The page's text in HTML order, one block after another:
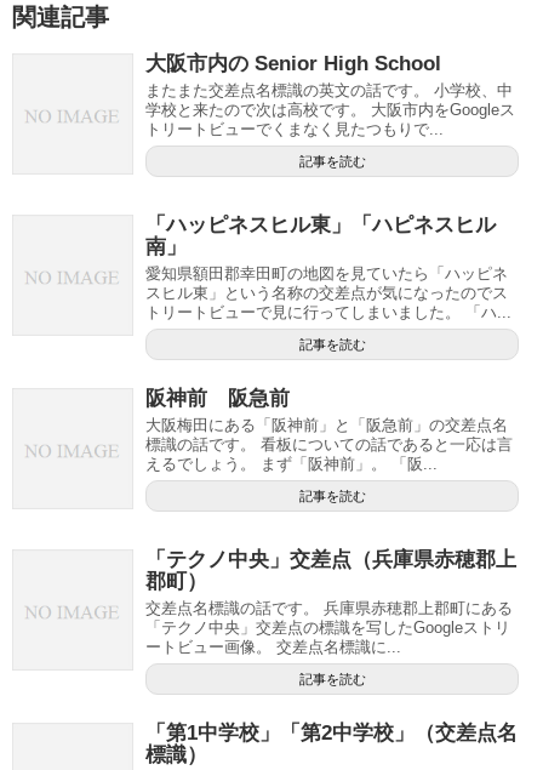
関連記事
大阪市内の Senior High School
またまた交差点名標識の英文の話です。 小学校、中
学校と来たので次は高校です。 大阪市内をGoogleス
トリートビューでくまなく見たつもりで...
記事を読む
「ハッピネスヒル東」「ハピネスヒル
南」
愛知県額田郡幸田町の地図を見ていたら「ハッピネ
スヒル東」という名称の交差点が気になったのでス
トリートビューで見に行ってしまいました。 「ハ...
記事を読む
阪神前 阪急前
大阪梅田にある「阪神前」と「阪急前」の交差点名
標識の話です。 看板についての話であると一応は言
えるでしょう。 まず「阪神前」。 「阪...
記事を読む
「テクノ中央」交差点（兵庫県赤穂郡上
郡町）
交差点名標識の話です。 兵庫県赤穂郡上郡町にある
「テクノ中央」交差点の標識を写したGoogleストリ
ートビュー画像。 交差点名標識に...
記事を読む
「第1中学校」「第2中学校」（交差点名
標識）